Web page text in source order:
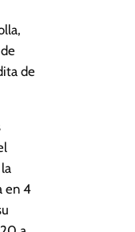
de
en 4